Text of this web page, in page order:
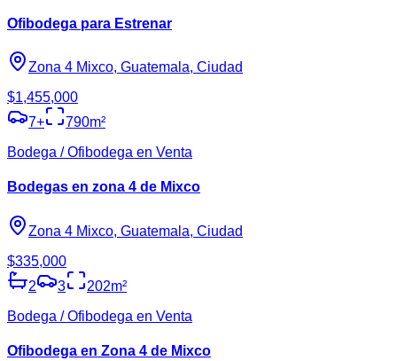
Ofibodega para Estrenar
Zona 4 Mixco, Guatemala, Ciudad
$1,455,000
7+ 790m²
Bodega / Ofibodega en Venta
Bodegas en zona 4 de Mixco
Zona 4 Mixco, Guatemala, Ciudad
$335,000
2
3 202m²
Bodega / Ofibodega en Venta
Ofibodega en Zona 4 de Mixco